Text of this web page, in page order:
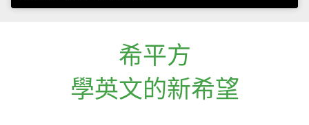
希平方
學英文的新希望